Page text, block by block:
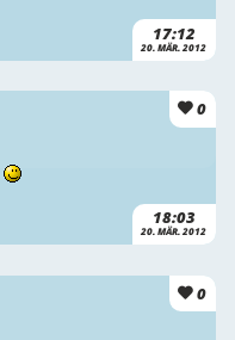
17:12
20. MÄR. 2012
0
18:03
20. MÄR. 2012
0